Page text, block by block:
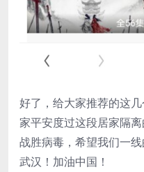
好了，给大家推荐的这
家平安度过这段居家隔
战胜病毒，希望我们一
武汉！加油中国！